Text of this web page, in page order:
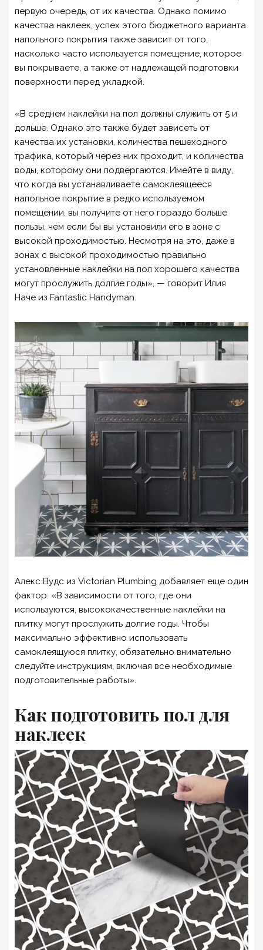
первую очередь, от их качества. Однако помимо
качества наклеек, успех этого бюджетного варианта
напольного покрытия также зависит от того,
насколько часто используется помещение, которое
вы покрываете, а также от надлежащей подготовки
поверхности перед укладкой.
«В среднем наклейки на пол должны служить от 5 и
дольше. Однако это также будет зависеть от
качества их установки, количества пешеходного
трафика, который через них проходит, и количества
воды, которому они подвергаются. Имейте в виду,
что когда вы устанавливаете самоклеящееся
напольное покрытие в редко используемом
помещении, вы получите от него гораздо больше
пользы, чем если бы вы установили его в зоне с
высокой проходимостью. Несмотря на это, даже в
зонах с высокой проходимостью правильно
установленные наклейки на пол хорошего качества
могут прослужить долгие годы», — говорит Илия
Наче из Fantastic Handyman.
Алекс Вудс из Victorian Plumbing добавляет еще один
фактор: «В зависимости от того, где они
используются, высококачественные наклейки на
плитку могут прослужить долгие годы. Чтобы
максимально эффективно использовать
самоклеящуюся плитку, обязательно внимательно
следуйте инструкциям, включая все необходимые
подготовительные работы».
Как подготовить пол для
наклеек